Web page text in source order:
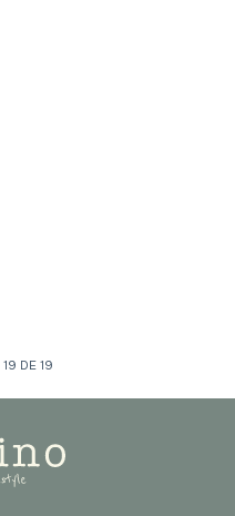
19 DE 19